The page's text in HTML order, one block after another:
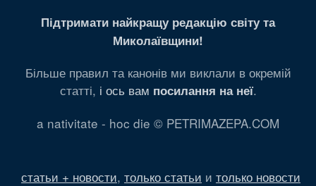
Підтримати найкращу редакцію світу та
Миколаївщини!
Більше правил та канонів ми виклали в окремій
статті, і ось вам посилання на неї.
a nativitate - hoc die © PETRIMAZEPA.COM
статьи + новости, только статьи и только новости